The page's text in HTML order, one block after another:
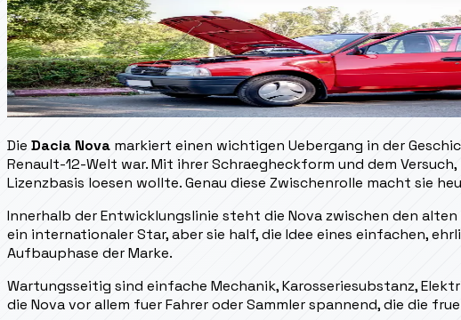
Die Dacia Nova markiert einen wichtigen Uebergang in der
Renault-12-Welt war. Mit ihrer Schraegheckform und dem
Lizenzbasis loesen wollte. Genau diese Zwischenrolle macht sie
Innerhalb der Entwicklungslinie steht die Nova zwischen den alten
ein internationaler Star, aber sie half, die Idee eines einfachen,
Aufbauphase der Marke.
Wartungsseitig sind einfache Mechanik, Karosseriesubstanz,
die Nova vor allem fuer Fahrer oder Sammler spannend, die die